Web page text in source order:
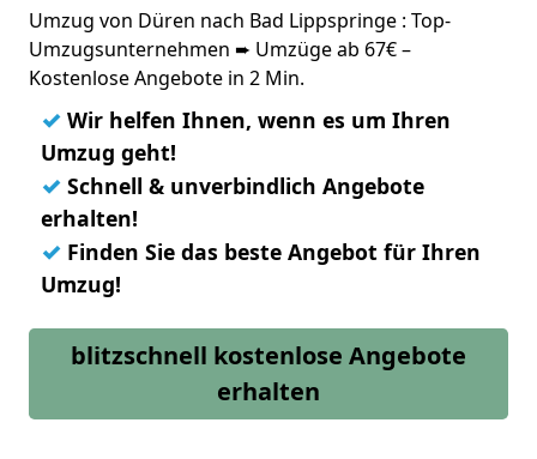
Umzug von Düren nach Bad Lippspringe : Top-
Umzugsunternehmen ➨ Umzüge ab 67€ –
Kostenlose Angebote in 2 Min.
✓ Wir helfen Ihnen, wenn es um Ihren
Umzug geht!
✓ Schnell & unverbindlich Angebote
erhalten!
✓ Finden Sie das beste Angebot für Ihren
Umzug!
blitzschnell kostenlose Angebote
erhalten